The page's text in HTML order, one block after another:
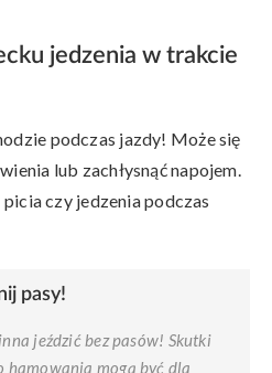
jedzenia w trakcie
podczas jazdy! Może się
lub zachłysnąć napojem.
czy jedzenia podczas
pasy!
jeździć bez pasów! Skutki
hamowania mogą być dla